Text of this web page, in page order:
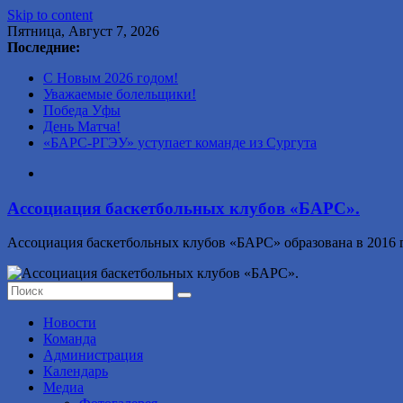
Skip to content
Пятница, Август 7, 2026
Последние:
С Новым 2026 годом!
Уважаемые болельщики!
Победа Уфы
День Матча!
«БАРС-РГЭУ» уступает команде из Сургута
Ассоциация баскетбольных клубов «БАРС».
Ассоциация баскетбольных клубов «БАРС» образована в 2016
Новости
Команда
Администрация
Календарь
Медиа